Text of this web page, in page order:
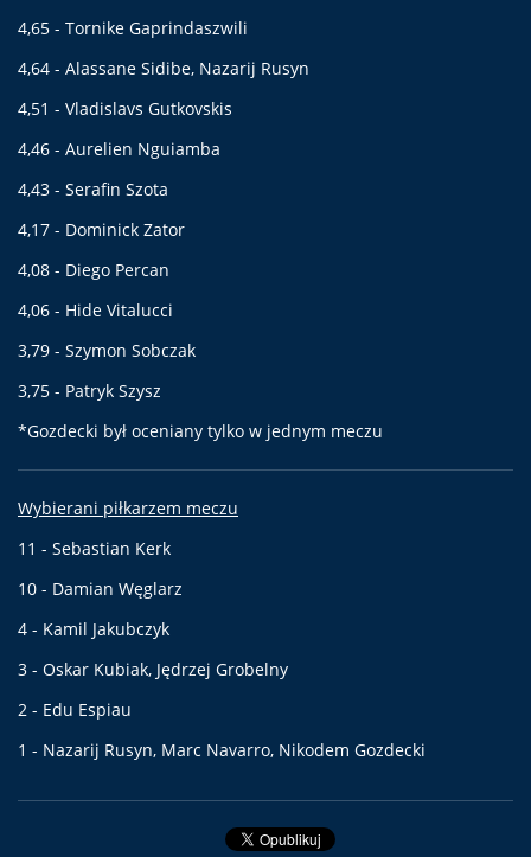
4,65 - Tornike Gaprindaszwili
4,64 - Alassane Sidibe, Nazarij Rusyn
4,51 - Vladislavs Gutkovskis
4,46 - Aurelien Nguiamba
4,43 - Serafin Szota
4,17 - Dominick Zator
4,08 - Diego Percan
4,06 - Hide Vitalucci
3,79 - Szymon Sobczak
3,75 - Patryk Szysz
*Gozdecki był oceniany tylko w jednym meczu
Wybierani piłkarzem meczu
11 - Sebastian Kerk
10 - Damian Węglarz
4 - Kamil Jakubczyk
3 - Oskar Kubiak, Jędrzej Grobelny
2 - Edu Espiau
1 - Nazarij Rusyn, Marc Navarro, Nikodem Gozdecki